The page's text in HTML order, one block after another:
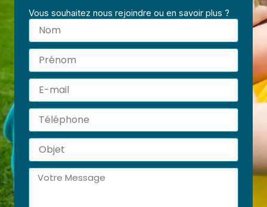
Vous souhaitez nous rejoindre ou en savoir plus ?
Nom
Prénom
E-
mail
Téléphone
Objet
Message